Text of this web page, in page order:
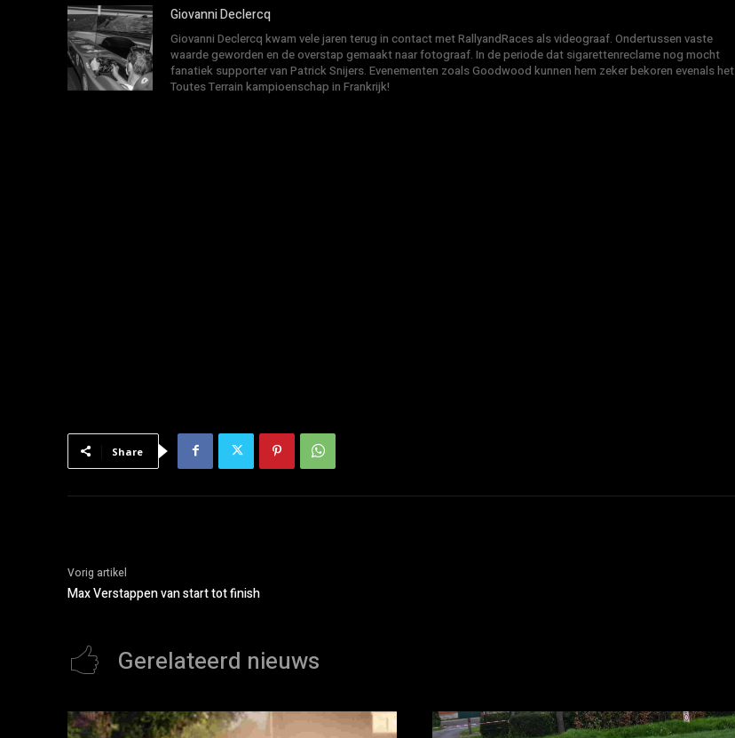
Giovanni Declercq
Giovanni Declercq kwam vele jaren terug in contact met RallyandRaces als videograaf. Ondertussen vaste
waarde geworden en de overstap gemaakt naar fotograaf. In de periode dat sigarettenreclame nog mocht
fanatiek supporter van Patrick Snijers. Evenementen zoals Goodwood kunnen hem zeker bekoren evenals het
Toutes Terrain kampioenschap in Frankrijk!
Share
Vorig artikel
Max Verstappen van start tot finish
Gerelateerd nieuws